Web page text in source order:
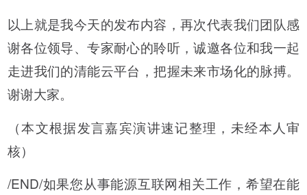
以上就是我今天的发布内容，再次代表我们团队感
谢各位领导、专家耐心的聆听，诚邀各位和我一起
走进我们的清能云平台，把握未来市场化的脉搏。
谢谢大家。
（本文根据发言嘉宾演讲速记整理，未经本人审
核）
/END/如果您从事能源互联网相关工作，希望在能